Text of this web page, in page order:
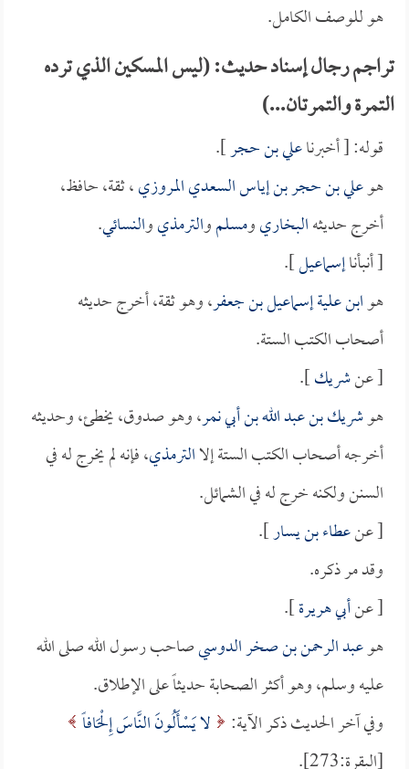
هو للوصف الكامل.
تراجم رجال إسناد حديث: (ليس المسكين الذي ترده
التمرة والتمرتان...)
قوله: [ أخبرناعلي بن حجر].
هوعلي بن حجر بن إياس السعدي المروزي، ثقة، حافظ،
أخرج حديثهالبخاريومسلموالترمذيوالنسائي.
[ أنبأناإسماعيل].
هوابن علية إسماعيل بن جعفر، وهو ثقة، أخرج حديثه
أصحاب الكتب الستة.
[ عنشريك].
هوشريك بن عبد الله بن أبي نمر، وهو صدوق، يخطئ، وحديثه
أخرجه أصحاب الكتب الستة إلاالترمذي، فإنه لم يخرج له في
السنن ولكنه خرج له في الشمائل.
[ عنعطاء بن يسار].
وقد مر ذكره.
[ عنأبي هريرة].
هوعبد الرحمن بن صخر الدوسيصاحب رسول الله صلى الله
عليه وسلم، وهو أكثر الصحابة حديثاً على الإطلاق.
وفي آخر الحديث ذكر الآية:
لا يَسْأَلُونَ النَّاسَ إِلْحَافاً